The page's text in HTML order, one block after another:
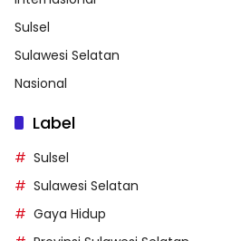
Sulsel
Sulawesi Selatan
Nasional
Label
Sulsel
Sulawesi Selatan
Gaya Hidup